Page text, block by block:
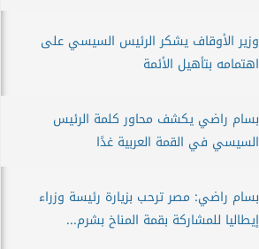
وزير الأوقاف يشكر الرئيس السيسي على
اهتمامه بتأهيل الأئمة
بسام راضي يكشف محاور كلمة الرئيس
السيسي في القمة العربية غدًا
بسام راضي: مصر ترحب بزيارة رئيسة وزراء
إيطاليا للمشاركة بقمة المناخ بشرم...